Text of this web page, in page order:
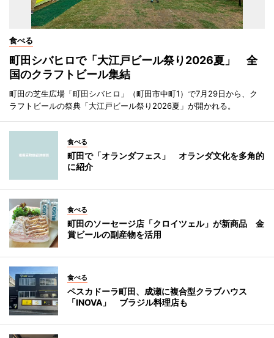
食べる
町田シバヒロで「大江戸ビール祭り2026夏」 全
国のクラフトビール集結
町田の芝生広場「町田シバヒロ」（町田市中町1）で7月29日から、ク
ラフトビールの祭典「大江戸ビール祭り2026夏」が開かれる。
食べる
町田で「オランダフェス」 オランダ文化を多角的
に紹介
食べる
町田のソーセージ店「クロイツェル」が新商品 金
賞ビールの副産物を活用
食べる
ペスカドーラ町田、成瀬に複合型クラブハウス
「INOVA」 ブラジル料理店も